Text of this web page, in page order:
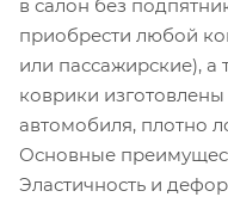
в салон без
приобрести любой
или пассажирские),
коврики
автомобиля, плотно
Основные
Эластичность и